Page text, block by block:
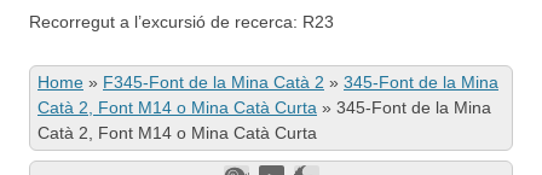
Recorregut a l’excursió de recerca: R23
Home » F345-Font de la Mina Catà 2 » 345-Font de la Mina
Catà 2, Font M14 o Mina Catà Curta » 345-Font de la Mina
Catà 2, Font M14 o Mina Catà Curta